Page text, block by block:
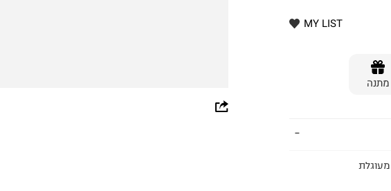
MY LIST
מתנה
מעוגלת